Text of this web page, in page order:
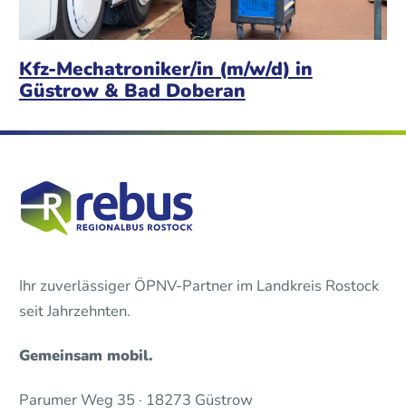
Kfz-Mechatroniker/in (m/w/d) in
Güstrow & Bad Doberan
Ihr zuverlässiger ÖPNV-Partner im Landkreis Rostock
seit Jahrzehnten.
Gemeinsam mobil.
Parumer Weg 35 · 18273 Güstrow